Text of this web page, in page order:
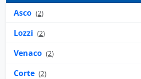
Asco (2)
Lozzi (2)
Venaco (2)
Corte (2)